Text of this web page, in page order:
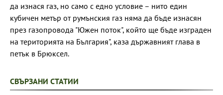
да изнася газ, но само с едно условие – нито един
кубичен метър от румънския газ няма да бъде изнасян
през газопровода "Южен поток", който ще бъде изграден
на територията на България", каза държавният глава в
петък в Брюксел.
СВЪРЗАНИ СТАТИИ